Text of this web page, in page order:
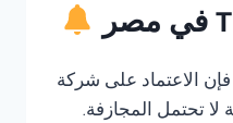
فإن الاعتماد على شركة
تحتمل المجازفة.